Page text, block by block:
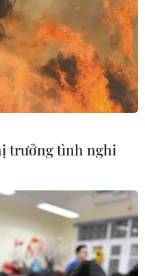
trưởng tình nghi